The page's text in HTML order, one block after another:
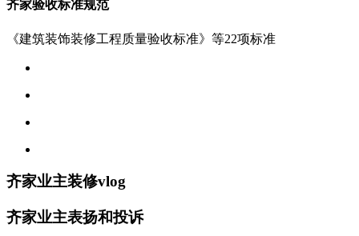
齐家验收标准规范
《建筑装饰装修工程质量验收标准》等22项标准
齐家业主装修vlog
齐家业主表扬和投诉